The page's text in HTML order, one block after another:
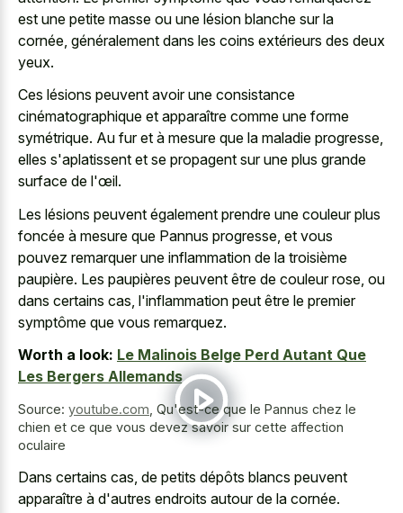
est une petite masse ou une lésion blanche sur la
cornée, généralement dans les coins extérieurs des deux
yeux.
Ces lésions peuvent avoir une consistance
cinématographique et apparaître comme une forme
symétrique. Au fur et à mesure que la maladie progresse,
elles s'aplatissent et se propagent sur une plus grande
surface de l'œil.
Les lésions peuvent également prendre une couleur plus
foncée à mesure que Pannus progresse, et vous
pouvez remarquer une inflammation de la troisième
paupière. Les paupières peuvent être de couleur rose, ou
dans certains cas, l'inflammation peut être le premier
symptôme que vous remarquez.
Worth a look: Le Malinois Belge Perd Autant Que
Les Bergers Allemands
Source: youtube.com Qu'est-ce que le Pannus chez le
chien et ce que vous devez savoir sur cette affection
oculaire
Dans certains cas, de petits dépôts blancs peuvent
apparaître à d'autres endroits autour de la cornée.